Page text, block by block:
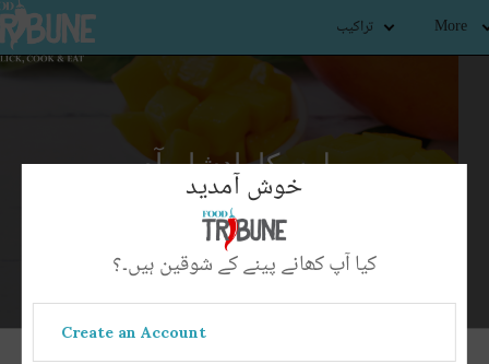
خوش آمدید
کیا آپ کھانے پینے کے شوقین ہیں۔؟
Create an Account
تراکیب More
پھلوں کا بادشاہ آم